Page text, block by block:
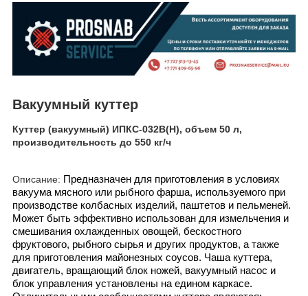
Вакуумный куттер
Куттер (вакуумный) ИПКС-032В(Н), объем 50 л,
производительность до 550 кг/ч
Описание: Предназначен для приготовления в условиях
вакуума мясного или рыбного фарша, используемого при
производстве колбасных изделий, паштетов и пельменей.
Может быть эффективно использован для измельчения и
смешивания охлажденных овощей, бескостного
фруктового, рыбного сырья и других продуктов, а также
для приготовления майонезных соусов. Чаша куттера,
двигатель, вращающий блок ножей, вакуумный насос и
блок управления установлены на едином каркасе.